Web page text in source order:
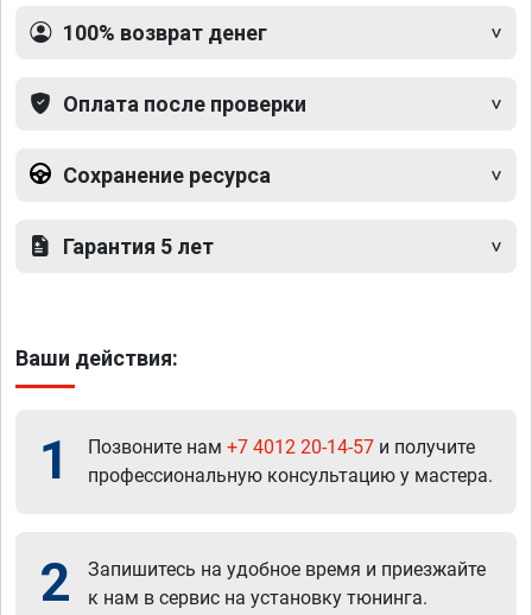
100% возврат денег
Оплата после проверки
Сохранение ресурса
Гарантия 5 лет
Ваши действия:
1 Позвоните нам +7 4012 20-14-57 и получите
профессиональную консультацию у мастера.
2
Запишитесь на удобное время и приезжайте
к нам в сервис на установку тюнинга.